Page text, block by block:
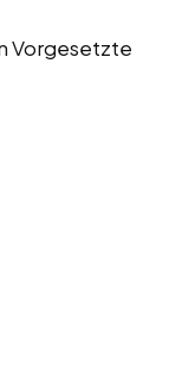
Vorgesetzte